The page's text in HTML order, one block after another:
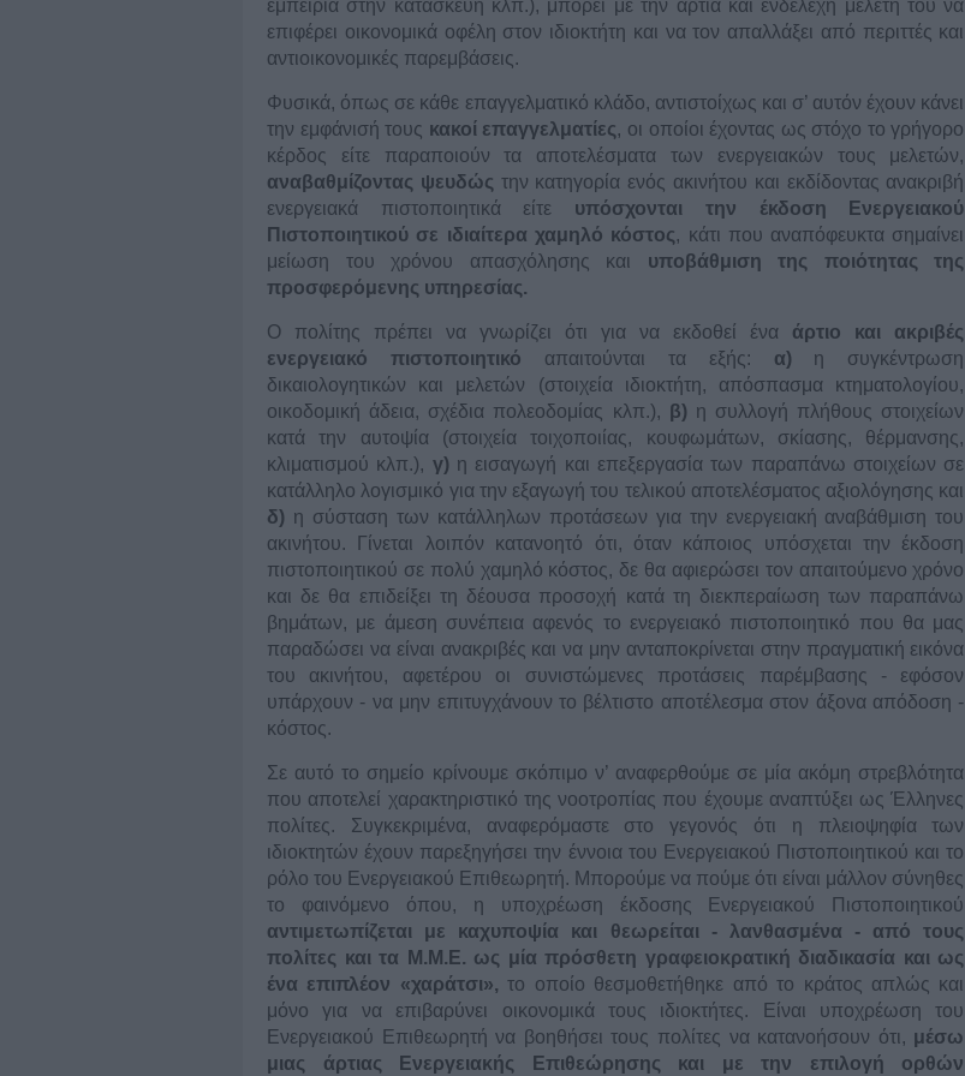
εμπειρία στην κατασκευή κλπ.), μπορεί με την άρτια και ενδελεχή μελέτη του να
επιφέρει οικονομικά οφέλη στον ιδιοκτήτη και να τον απαλλάξει από περιττές και
αντιοικονομικές παρεμβάσεις.
Φυσικά, όπως σε κάθε επαγγελματικό κλάδο, αντιστοίχως και σ’ αυτόν έχουν κάνει
την εμφάνισή τους κακοί επαγγελματίες, οι οποίοι έχοντας ως στόχο το γρήγορο
κέρδος είτε παραποιούν τα αποτελέσματα των ενεργειακών τους μελετών,
αναβαθμίζοντας ψευδώς την κατηγορία ενός ακινήτου και εκδίδοντας ανακριβή
ενεργειακά πιστοποιητικά είτε υπόσχονται την έκδοση Ενεργειακού
Πιστοποιητικού σε ιδιαίτερα χαμηλό κόστος, κάτι που αναπόφευκτα σημαίνει
μείωση του χρόνου απασχόλησης και υποβάθμιση της ποιότητας της
προσφερόμενης υπηρεσίας.
Ο πολίτης πρέπει να γνωρίζει ότι για να εκδοθεί ένα άρτιο και ακριβές
ενεργειακό πιστοποιητικό απαιτούνται τα εξής: α) η συγκέντρωση
δικαιολογητικών και μελετών (στοιχεία ιδιοκτήτη, απόσπασμα κτηματολογίου,
οικοδομική άδεια, σχέδια πολεοδομίας κλπ.), β) η συλλογή πλήθους στοιχείων
κατά την αυτοψία (στοιχεία τοιχοποιίας, κουφωμάτων, σκίασης, θέρμανσης,
κλιματισμού κλπ.), γ) η εισαγωγή και επεξεργασία των παραπάνω στοιχείων σε
κατάλληλο λογισμικό για την εξαγωγή του τελικού αποτελέσματος αξιολόγησης και
δ) η σύσταση των κατάλληλων προτάσεων για την ενεργειακή αναβάθμιση του
ακινήτου. Γίνεται λοιπόν κατανοητό ότι, όταν κάποιος υπόσχεται την έκδοση
πιστοποιητικού σε πολύ χαμηλό κόστος, δε θα αφιερώσει τον απαιτούμενο χρόνο
και δε θα επιδείξει τη δέουσα προσοχή κατά τη διεκπεραίωση των παραπάνω
βημάτων, με άμεση συνέπεια αφενός το ενεργειακό πιστοποιητικό που θα μας
παραδώσει να είναι ανακριβές και να μην ανταποκρίνεται στην πραγματική εικόνα
του ακινήτου, αφετέρου οι συνιστώμενες προτάσεις παρέμβασης - εφόσον
υπάρχουν - να μην επιτυγχάνουν το βέλτιστο αποτέλεσμα στον άξονα απόδοση -
κόστος.
Σε αυτό το σημείο κρίνουμε σκόπιμο ν’ αναφερθούμε σε μία ακόμη στρεβλότητα
που αποτελεί χαρακτηριστικό της νοοτροπίας που έχουμε αναπτύξει ως Έλληνες
πολίτες. Συγκεκριμένα, αναφερόμαστε στο γεγονός ότι η πλειοψηφία των
ιδιοκτητών έχουν παρεξηγήσει την έννοια του Ενεργειακού Πιστοποιητικού και το
ρόλο του Ενεργειακού Επιθεωρητή. Μπορούμε να πούμε ότι είναι μάλλον σύνηθες
το φαινόμενο όπου, η υποχρέωση έκδοσης Ενεργειακού Πιστοποιητικού
αντιμετωπίζεται με καχυποψία και θεωρείται - λανθασμένα - από τους
πολίτες και τα Μ.Μ.Ε. ως μία πρόσθετη γραφειοκρατική διαδικασία και ως
ένα επιπλέον «χαράτσι», το οποίο θεσμοθετήθηκε από το κράτος απλώς και
μόνο για να επιβαρύνει οικονομικά τους ιδιοκτήτες. Είναι υποχρέωση του
Ενεργειακού Επιθεωρητή να βοηθήσει τους πολίτες να κατανοήσουν ότι, μέσω
μιας άρτιας Ενεργειακής Επιθεώρησης και με την επιλογή ορθών